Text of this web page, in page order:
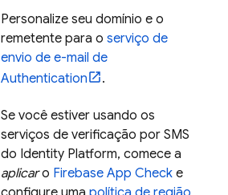
Personalize seu domínio e o
remetente para o serviço de
envio de e-mail de
Authentication
.
Se você estiver usando os
serviços de verificação por SMS
do Identity Platform, comece a
aplicaro Firebase App Check e